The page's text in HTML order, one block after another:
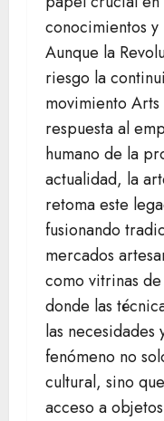
conocimientos
Aunque la
riesgo la
movimiento
respuesta al
humano de la
actualidad, la
retoma este
fusionando
mercados
como vitrinas
donde las
las necesidades
fenómeno no
cultural, sino
acceso a